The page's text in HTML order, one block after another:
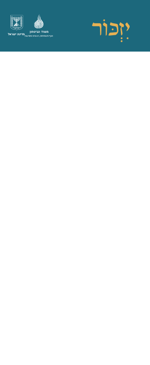
מדינת ישראל
משרד הביטחון
אגף משפחות, הנצחה ומורשת